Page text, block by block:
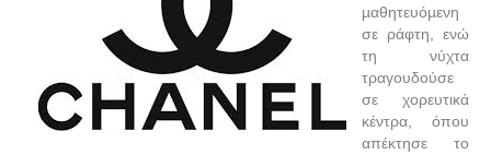
µαθητευόµενη
σε ράφτη, ενώ
τη νύχτα
τραγουδούσε
σε χορευτικά
κέντρα, όπου
απέκτησε το